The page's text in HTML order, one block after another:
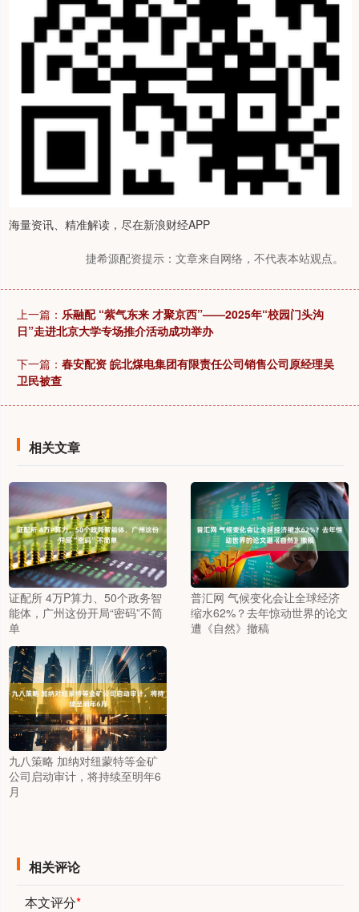
海量资讯、精准解读，尽在新浪财经APP
捷希源配资提示：文章来自网络，不代表本站观点。
上一篇： 乐融配 “紫气东来 才聚京西”——2025年“校园门头沟
日”走进北京大学专场推介活动成功举办
下一篇： 春安配资 皖北煤电集团有限责任公司销售公司原经理吴
卫民被查
相关文章
证配所 4万P算力、50个政务智
能体，广州这份开局“密码”不简
单
普汇网 气候变化会让全球经济
缩水62%？去年惊动世界的论文
遭《自然》撤稿
九八策略 加纳对纽蒙特等金矿
公司启动审计，将持续至明年6
月
相关评论
本文评分*